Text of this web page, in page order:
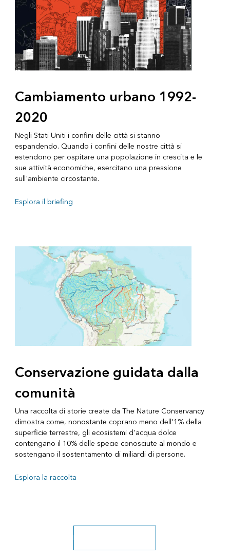
Cambiamento urbano 1992-
2020
Negli Stati Uniti i confini delle città si stanno
espandendo. Quando i confini delle nostre città si
estendono per ospitare una popolazione in crescita e le
sue attività economiche, esercitano una pressione
sull'ambiente circostante.
Esplora il briefing
Conservazione guidata dalla
comunità
Una raccolta di storie create da The Nature Conservancy
dimostra come, nonostante coprano meno dell'1% della
superficie terrestre, gli ecosistemi d'acqua dolce
contengano il 10% delle specie conosciute al mondo e
sostengano il sostentamento di miliardi di persone.
Esplora la raccolta
Esplora la nostra galleria